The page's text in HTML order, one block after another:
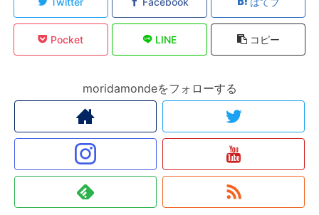
Pocket LINE コピー
moridamondeをフォローする